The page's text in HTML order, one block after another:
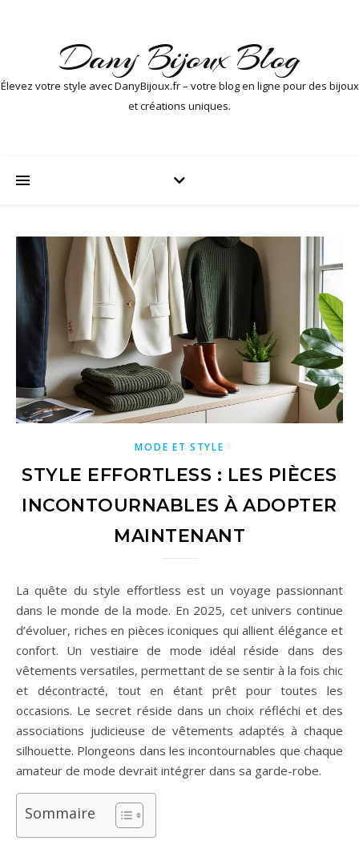
Dany Bijoux Blog
Élevez votre style avec DanyBijoux.fr – votre blog en ligne pour des bijoux
et créations uniques.
MODE ET STYLE
STYLE EFFORTLESS : LES PIÈCES
INCONTOURNABLES À ADOPTER
MAINTENANT
La quête du style effortless est un voyage passionnant
dans le monde de la mode. En 2025, cet univers continue
d’évoluer, riches en pièces iconiques qui allient élégance et
confort. Un vestiaire de mode idéal réside dans des
vêtements versatiles, permettant de se sentir à la fois chic
et décontracté, tout en étant prêt pour toutes les
occasions. Le secret réside dans un choix réfléchi et des
associations judicieuse de vêtements adaptés à chaque
silhouette. Plongeons dans les incontournables que chaque
amateur de mode devrait intégrer dans sa garde-robe.
Sommaire